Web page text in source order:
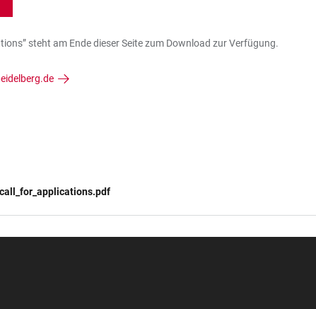
steht am Ende dieser Seite zum Download zur Verfügung.